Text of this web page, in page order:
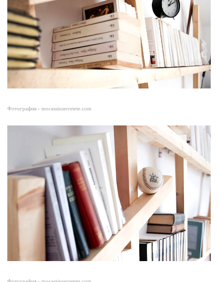
Фотография - mocassinserretete.com